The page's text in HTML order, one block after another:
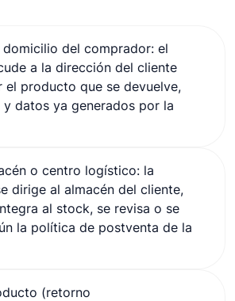
domicilio del comprador: el
a la dirección del cliente
el producto que se devuelve,
datos ya generados por la
o centro logístico: la
dirige al almacén del cliente,
al stock, se revisa o se
la política de postventa de la
(retorno